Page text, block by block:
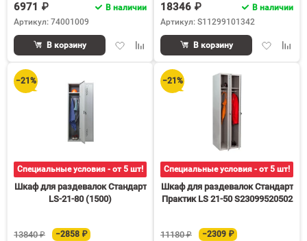
6971 ₽
В наличии
Артикул: 74001009
ДобавитьДобавить
сравнению
В корзину
18346 ₽
В наличии
Артикул: S11299101342
Добавить
В корзину
−21%
Специальные условия - от 5 шт!
Шкаф для раздевалок Стандарт
LS-21-80 (1500)
13840 ₽ −2858 ₽
−21%
Специальные условия - от 5 шт!
Шкаф для раздевалок Стандарт
Практик LS 21-50 S23099520502
11180 ₽ −2309 ₽